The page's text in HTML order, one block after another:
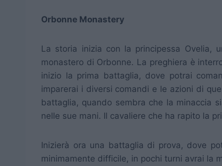
Orbonne Monastery
La storia inizia con la principessa Ovelia,
monastero di Orbonne. La preghiera è
inizio la prima battaglia, dove potrai
imparerai i diversi comandi e le azioni di
battaglia, quando sembra che la minaccia
nelle sue mani. Il cavaliere che ha rapito la
Inizierà ora una battaglia di prova, dove
minimamente difficile, in pochi turni avrai la